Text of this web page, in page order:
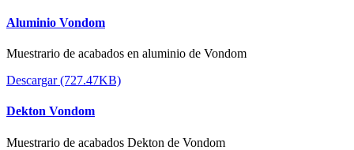
Aluminio Vondom
Muestrario de acabados en aluminio de Vondom
Descargar (727.47KB)
Dekton Vondom
Muestrario de acabados Dekton de Vondom